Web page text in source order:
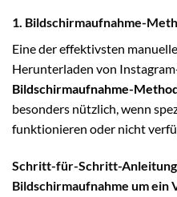
1. Bildschirmaufnahme-
Eine der effektivsten
Herunterladen von
Bildschirmaufnahme-
besonders nützlich, wenn
funktionieren oder nicht
Schritt-für-Schritt-
Bildschirmaufnahme um ein